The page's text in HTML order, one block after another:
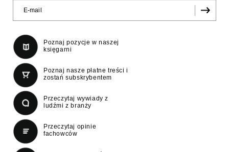
Poznaj pozycje w naszej
księgarni
Poznaj nasze płatne treści i
zostań subskrybentem
Przeczytaj wywiady z
ludźmi z branży
Przeczytaj opinie
fachowców